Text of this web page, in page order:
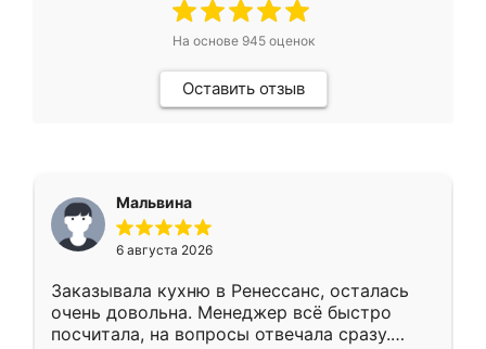
На основе 945оценок
Оставить отзыв
Мальвина
6 августа 2026
Заказывала кухню в Ренессанс, осталась
очень довольна. Менеджер всё быстро
посчитала, на вопросы отвечала сразу.